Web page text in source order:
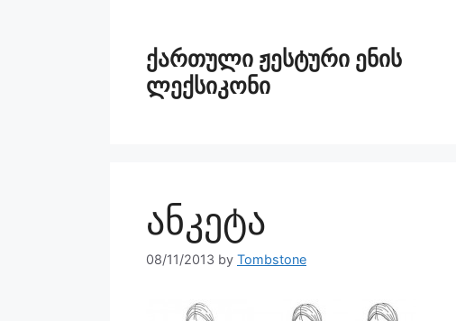
ქართული ჟესტური ენის
ლექსიკონი
ანკეტა
08/11/2013 by Tombstone